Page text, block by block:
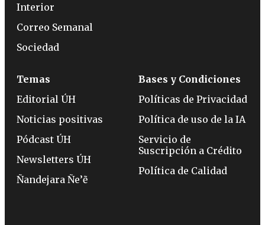
Interior
Correo Semanal
Sociedad
Temas
Editorial ÚH
Noticias positivas
Pódcast ÚH
Newsletters ÚH
Ñandejara Ñe’ẽ
Bases y Condiciones
Políticas de Privacidad
Política de uso de la IA
Servicio de
Suscripción a Crédito
Política de Calidad